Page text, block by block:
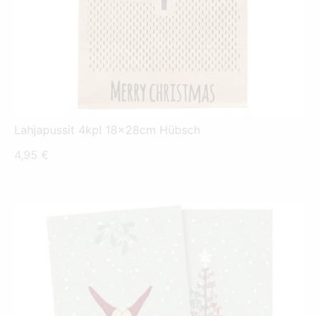
Lahjapussit 4kpl 18x28cm Hübsch
4,95 €